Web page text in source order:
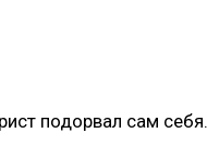
подорвал сам себя.